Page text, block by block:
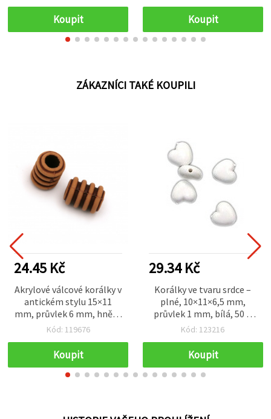
Koupit Koupit
ZÁKAZNÍCI TAKÉ KOUPILI
24.45 Kč
Akrylové válcové korálky v
antickém stylu 15×11
mm, průvlek 6 mm, hnědé
– 50 g (cca 45 ks)
Kód: 119676
Koupit
29.34 Kč
Korálky ve tvaru srdce –
plné, 10×11×6,5 mm,
průvlek 1 mm, bílá, 50 g
(~120 ks)
Kód: 123216
Koupit